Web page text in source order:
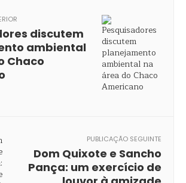
discutem
ambiental
Chaco
PUBLICAÇÃO SEGUINTE
Dom Quixote e Sancho
Pança: um exercício de